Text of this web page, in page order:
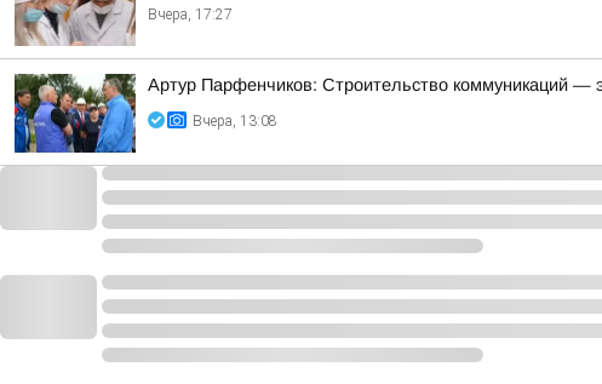
Вчера, 17:27
Артур Парфенчиков: Строительство коммуникаций —
Вчера, 13:08